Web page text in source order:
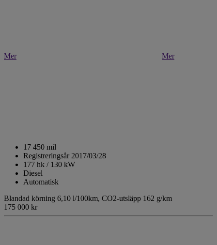
Mer Mer
17 450 mil
Registreringsår 2017/03/28
177 hk / 130 kW
Diesel
Automatisk
Blandad körning 6,10 l/100km, CO2-utsläpp 162 g/km
175 000 kr